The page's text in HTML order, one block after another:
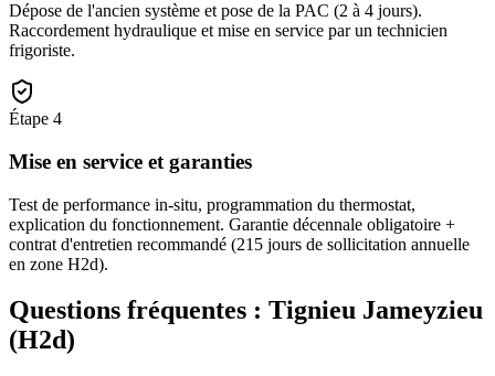
Dépose de l'ancien système et pose de la PAC (2 à 4 jours).
Raccordement hydraulique et mise en service par un technicien
frigoriste.
Étape 4
Mise en service et garanties
Test de performance in-situ, programmation du thermostat,
explication du fonctionnement. Garantie décennale obligatoire +
contrat d'entretien recommandé (215 jours de sollicitation annuelle
en zone H2d).
Questions fréquentes : Tignieu Jameyzieu
(H2d)